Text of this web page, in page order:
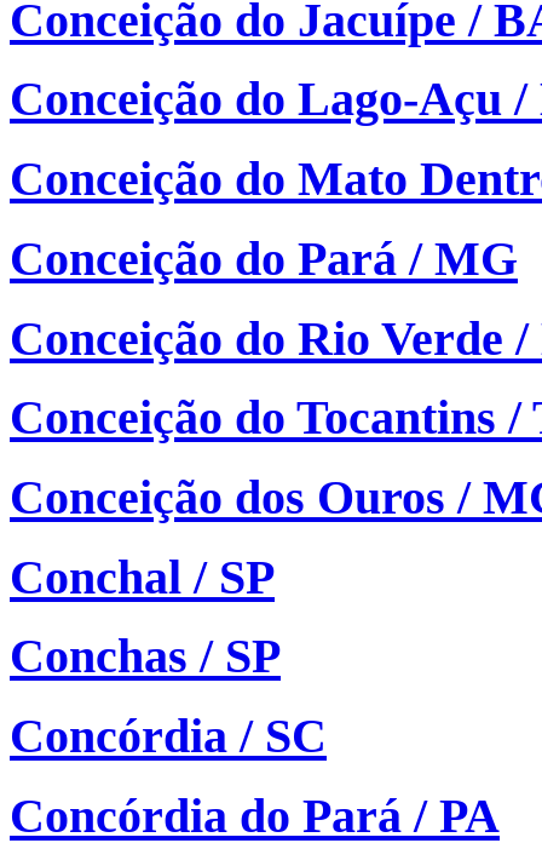
Conceição do Jacuípe /
Conceição do Lago-Açu
Conceição do Mato
Conceição do Pará / MG
Conceição do Rio Verde
Conceição do Tocantins /
Conceição dos Ouros /
Conchal / SP
Conchas / SP
Concórdia / SC
Concórdia do Pará / PA